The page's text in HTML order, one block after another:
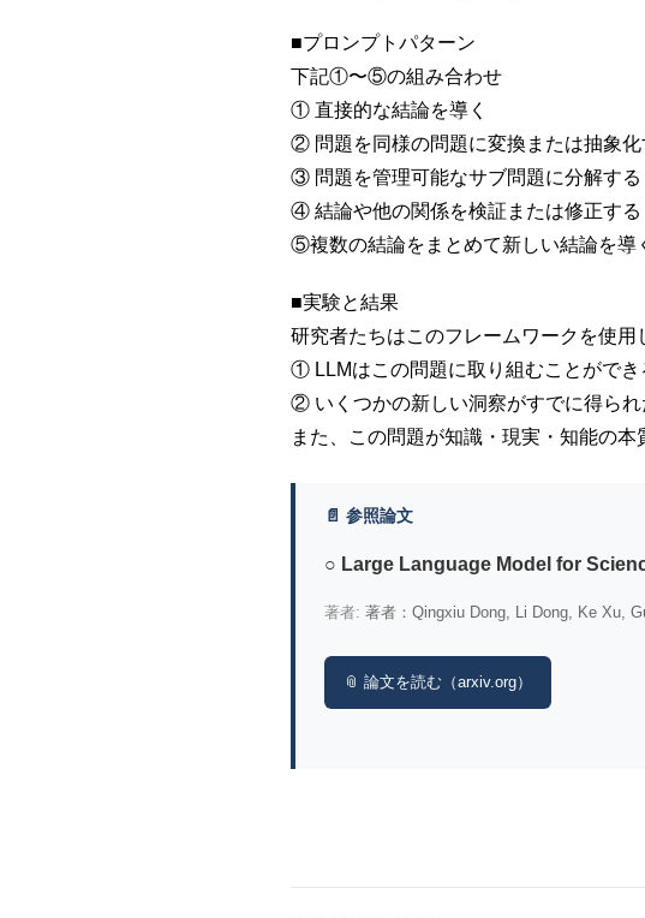
■プロンプトパターン
下記①〜⑤の組み合わせ
① 直接的な結論を導く
② 問題を同様の問題に変換または抽象化
③ 問題を管理可能なサブ問題に分解する
④ 結論や他の関係を検証または修正する
⑤複数の結論をまとめて新しい結論を導
■実験と結果
研究者たちはこのフレームワークを使
① LLMはこの問題に取り組むことができ
② いくつかの新しい洞察がすでに得られ
また、この問題が知識・現実・知能の
📄 参照論文
○ Large Language Model for
著者: 著者：Qingxiu Dong, Li Dong, Ke Xu,
📎 論文を読む（arxiv.org）